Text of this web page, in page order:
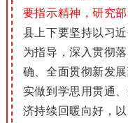
要指示精神，研究
县上下要坚持以习
为指导，深入贯彻
确、全面贯彻新发
实做到学思用贯通
济持续回暖向好，